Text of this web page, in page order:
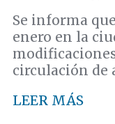
Se informa
enero en la
circulación de
LEER MÁS